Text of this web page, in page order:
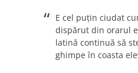
E cel puţin ciudat
dispărut din orarul
latină continuă să
ghimpe în coasta